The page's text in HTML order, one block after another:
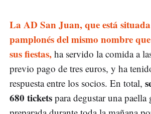
La AD San Juan, que está
pamplonés del mismo nombre
sus fiestas, ha servido la comida a
previo pago de tres euros, y ha
respuesta entre los socios. En total,
680 tickets para degustar una paella